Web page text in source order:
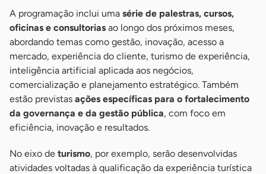
A programação inclui uma série de palestras, cursos,
oficinas e consultorias ao longo dos próximos meses,
abordando temas como gestão, inovação, acesso a
mercado, experiência do cliente, turismo de experiência,
inteligência artificial aplicada aos negócios,
comercialização e planejamento estratégico. Também
estão previstas ações específicas para o fortalecimento
da governança e da gestão pública, com foco em
eficiência, inovação e resultados.
No eixo de turismo, por exemplo, serão desenvolvidas
atividades voltadas à qualificação da experiência turística